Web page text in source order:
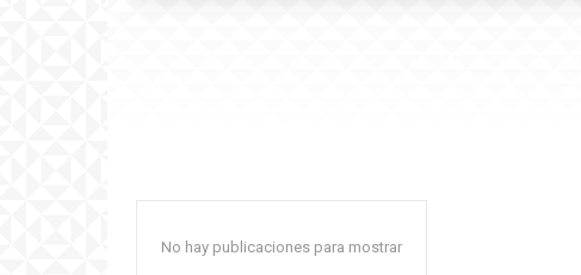
No hay publicaciones para mostrar